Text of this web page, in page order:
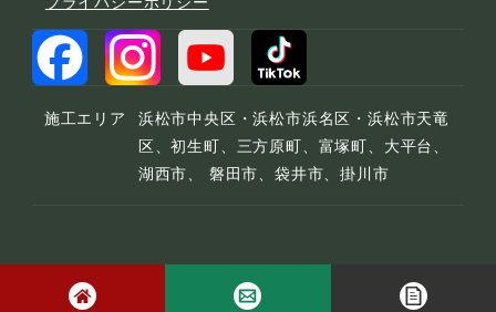
施工エリア
浜松市中央区・浜松市浜名区・浜松市天竜
区、初生町、三方原町、富塚町、大平台、
湖西市、 磐田市、袋井市、掛川市